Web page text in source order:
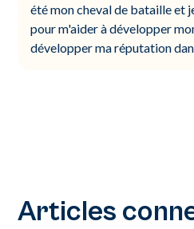
été mon cheval de bataille et
pour m'aider à développer
développer ma réputation
Articles